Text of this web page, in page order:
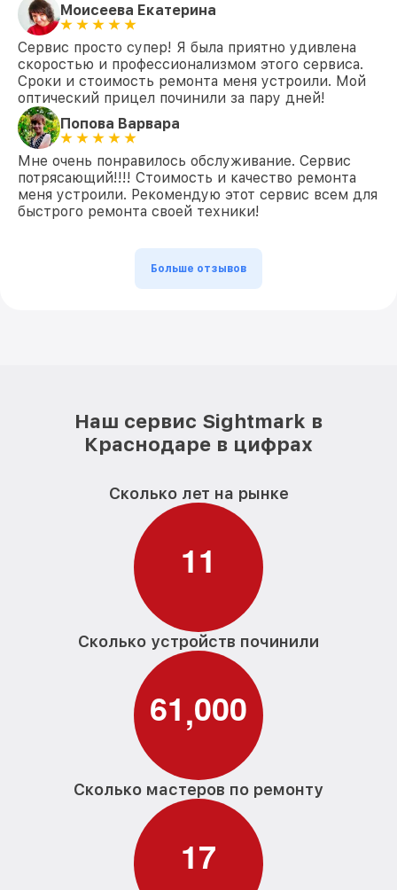
Моисеева Екатерина
Сервис просто супер! Я была приятно удивлена
скоростью и профессионализмом этого сервиса.
Сроки и стоимость ремонта меня устроили. Мой
оптический прицел починили за пару дней!
Попова Варвара
Мне очень понравилось обслуживание. Сервис
потрясающий!!!! Стоимость и качество ремонта
меня устроили. Рекомендую этот сервис всем для
быстрого ремонта своей техники!
Больше отзывов
Наш сервис Sightmark в
Краснодаре в цифрах
Сколько лет на рынке
11
Сколько устройств починили
61,000
Сколько мастеров по ремонту
17